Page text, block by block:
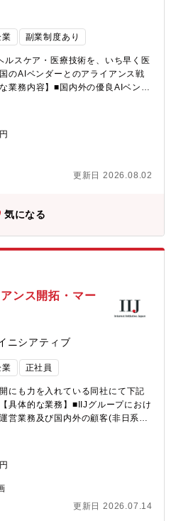
益の向上に貢献する【所属部署】
業 副業制度あり
ルスケア・医療技術を、いち早く医
のAIベンダーとのアライアンス戦
業務内容】■国内外の優良AIベンダ
イアンスパートナー開拓、事業計
トナー各社とのセールス組織構
■2022年2月に設立したJVと兼務
きます【本ポジションの魅力】■主
の基盤・ケイパビリティを使
との最も大きな違いはここで
ボは2017年4月に発足した新規事
するAI技術を駆使した医療機器や
く臨床現場へ導入することを使命
鋭チームで、医療現場の課題を解
全国に提供すべく、事業を推進し
が進み医療費が増加し続ける日本
率的な医療の実現は喫緊の課題で
す。エムスリーでは、医療AIの開
発した肺炎AI検出ソフトウェア
販売流通させました。これは日本
。さらに、世界各国のAIアルゴリ
フォームを開発しています。これ
機関に利用しやすい価格で提供す
のサービスを展開しています。
ロジェクトの企画・新規事業の創
決するプロジェクトを立ち上げ
トフォームを通じて医療機関に
通させる。【身に就くスキル・経
更新日 2026.08.02
気になる
ンス開拓・マー
ニシアティブ
業 正社員
にも力を入れている同社にて下記
具体的な業務】■IIJグループにおけ
営業務及び国内外の顧客(非日系企
でのお仕事です。■IIJグループが提
ンタ、クラウド、セキュリティと
外資系企業/ 海外通信事業者/サー
・マーケティング活動を実施いた
、ワールドワイドで活躍された
更新日 2026.07.14